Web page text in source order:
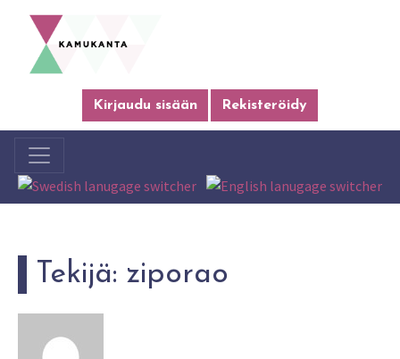
Kirjaudu sisään Rekisteröidy
Tekijä: ziporao